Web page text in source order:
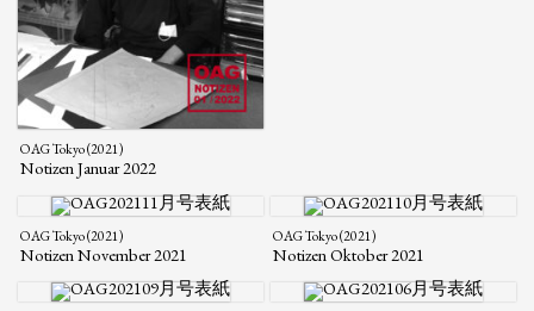
OAG Tokyo (2021)
Notizen Januar 2022
OAG Tokyo (2021)
Notizen November 2021
OAG Tokyo (2021)
Notizen Oktober 2021